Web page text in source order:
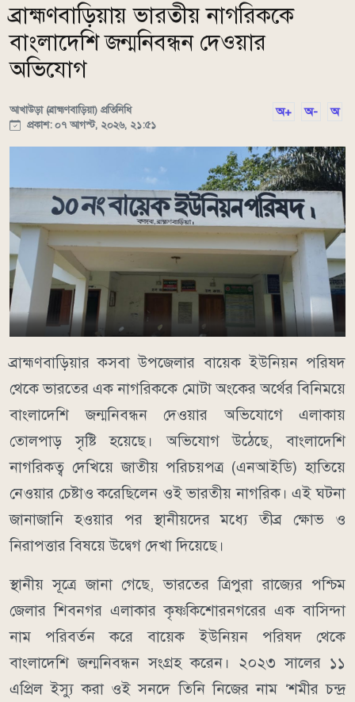
ব্রাহ্মণবাড়িয়ায় ভারতীয় নাগরিককে
বাংলাদেশি জন্মনিবন্ধন দেওয়ার
অভিযোগ
আখাউড়া (ব্রাহ্মণবাড়িয়া) প্রতিনিধি
প্রকাশ: ০৭ আগস্ট, ২০২৬, ২১:৫১
অ+ অ- অ
ব্রাহ্মণবাড়িয়ার কসবা উপজেলার বায়েক ইউনিয়ন পরিষদ
থেকে ভারতের এক নাগরিককে মোটা অংকের অর্থের বিনিময়ে
বাংলাদেশি জন্মনিবন্ধন দেওয়ার অভিযোগে এলাকায়
তোলপাড় সৃষ্টি হয়েছে। অভিযোগ উঠেছে, বাংলাদেশি
নাগরিকত্ব দেখিয়ে জাতীয় পরিচয়পত্র (এনআইডি) হাতিয়ে
নেওয়ার চেষ্টাও করেছিলেন ওই ভারতীয় নাগরিক। এই ঘটনা
জানাজানি হওয়ার পর স্থানীয়দের মধ্যে তীব্র ক্ষোভ ও
নিরাপত্তার বিষয়ে উদ্বেগ দেখা দিয়েছে।
স্থানীয় সূত্রে জানা গেছে, ভারতের ত্রিপুরা রাজ্যের পশ্চিম
জেলার শিবনগর এলাকার কৃষ্ণকিশোরনগরের এক বাসিন্দা
নাম পরিবর্তন করে বায়েক ইউনিয়ন পরিষদ থেকে
বাংলাদেশি জন্মনিবন্ধন সংগ্রহ করেন। ২০২৩ সালের ১১
এপ্রিল ইস্যু করা ওই সনদে তিনি নিজের নাম ‘শমীর চন্দ্র